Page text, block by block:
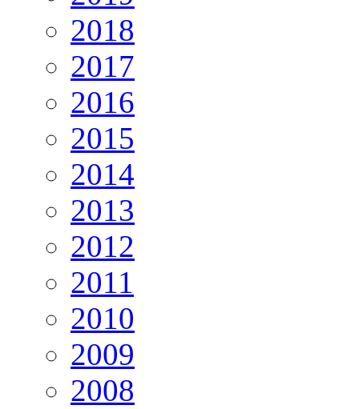
2018
2017
2016
2015
2014
2013
2012
2011
2010
2009
2008